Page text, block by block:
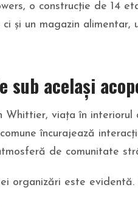
o construcție de 14
și un magazin
sub același
Whittier, viața în
încurajează
de comunitate
organizări este evidentă.